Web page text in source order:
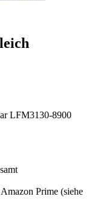
LFM3130-8900
Prime (siehe